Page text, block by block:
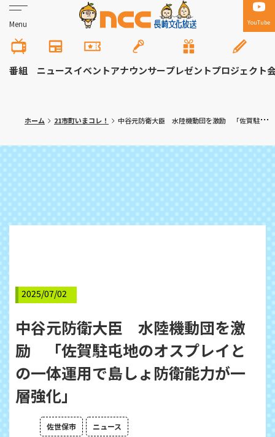
Menu YouTube
番組 ニュースイベントアナウンサープレゼントプロジェクト
ホーム 21市町いまコレ！ 中谷元防衛大臣 水陸機動団を激励 「佐賀駐屯地のオスプレイとの一体運用で島しょ防衛能力が一層強化」
2025/07/02
中谷元防衛大臣 水陸機動団を激
励 「佐賀駐屯地のオスプレイと
の一体運用で島しょ防衛能力が一
層強化」
佐世保市 ニュース